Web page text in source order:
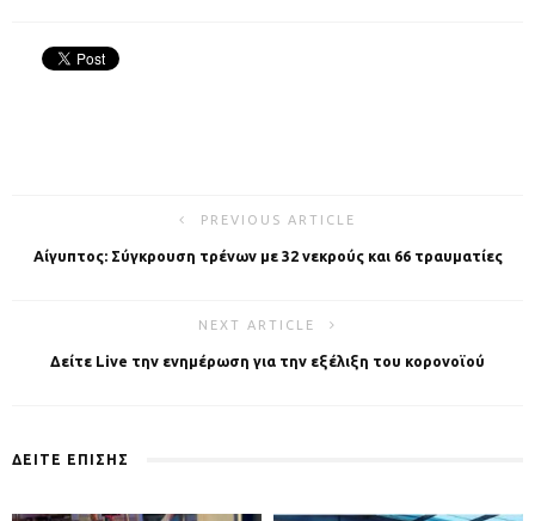
PREVIOUS ARTICLE
Αίγυπτος: Σύγκρουση τρένων με 32 νεκρούς και 66 τραυματίες
NEXT ARTICLE
Δείτε Live την ενημέρωση για την εξέλιξη του κορονοϊού
ΔΕΙΤΕ ΕΠΙΣΗΣ